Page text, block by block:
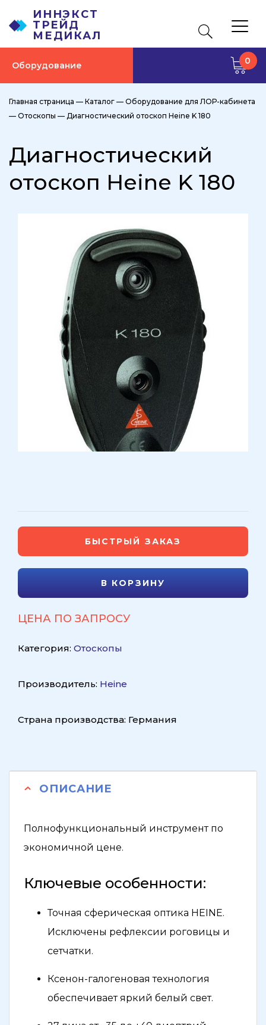
ИННЭКСТ
ТРЕЙД
МЕДИКАЛ
0
Оборудование
Главная страница — Каталог — Оборудование для ЛОР-кабинета
— Отоскопы — Диагностический отоскоп Heine K 180
Диагностический
отоскоп Heine K 180
БЫСТРЫЙ ЗАКАЗ
В КОРЗИНУ
ЦЕНА ПО ЗАПРОСУ
Категория: Отоскопы
Производитель: Heine
Страна производства: Германия
ОПИСАНИЕ
Полнофункциональный инструмент по
экономичной цене.
Ключевые особенности:
Точная сферическая оптика HEINE.
Исключены рефлексии роговицы и
сетчатки.
Ксенон-галогеновая технология
обеспечивает яркий белый свет.